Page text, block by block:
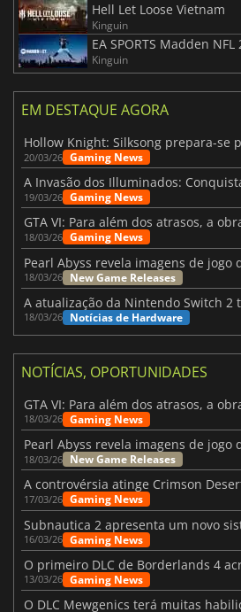
Hell Let Loose Vietnam
Kinguin
EA SPORTS Madden NFL
Kinguin
EM DESTAQUE AGORA
20/03/26 Gaming News
19/03/26 Gaming News
18/03/26 Gaming News
18/03/26 New Game Releases
18/03/26 Notícias de Hardware
NOTÍCIAS, OPORTUNIDADES
18/03/26 Gaming News
18/03/26 New Game Releases
17/03/26 Gaming News
16/03/26 Gaming News
13/03/26 Gaming News
O DLC Mewgenics terá muitas